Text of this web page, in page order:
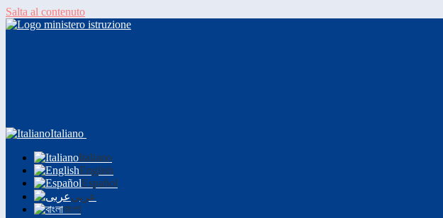
Salta al contenuto
Italiano
Italiano
English
Español
عربى
বাংলা